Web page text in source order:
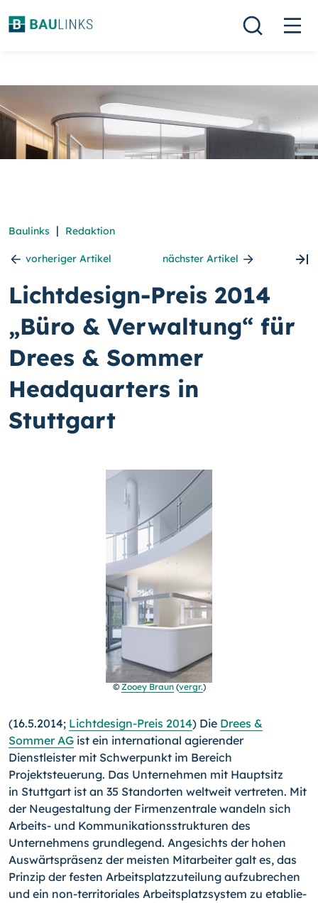
Baulinks | Redaktion
vorheriger Artikel nächster Artikel
Lichtdesign-Preis 2014
„Büro & Verwaltung“ für
Drees & Sommer
Headquarters in
Stuttgart
© Zooey Braun(vergr.)
(16.5.2014; Lichtdesign-Preis 2014) Die Drees &
Sommer AG ist ein international agierender
Dienstleister mit Schwerpunkt im Bereich
Projektsteuerung. Das Unternehmen mit Hauptsitz
in Stuttgart ist an 35 Standorten weltweit vertreten. Mit
der Neugestaltung der Firmenzentrale wandeln sich
Arbeits- und Kommunikationsstrukturen des
Unternehmens grundlegend. An­gesichts der hohen
Auswärtspräsenz der meisten Mitarbeiter galt es, das
Prinzip der festen Arbeitsplatzzuteilung aufzubre­chen
und ein non-territoriales Arbeitsplatzsystem zu etablie­